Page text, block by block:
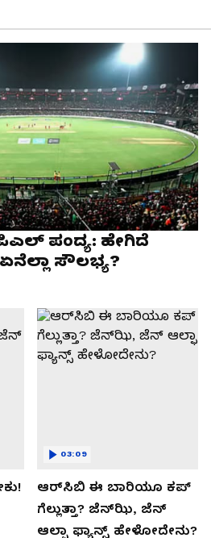
ಪಂದ್ಯ: ಹೇಗಿದೆ
ಸೌಲಭ್ಯ?
ಆರ್‌ಸಿಬಿ ಈ ಬಾರಿಯೂ ಕಪ್‌
ಗೆಲ್ಲುತ್ತಾ? ಜೆನ್‌ಝಿ, ಜೆನ್‌
ಆಲ್ಫಾ ಫ್ಯಾನ್ಸ್ ಹೇಳೋದೇನು?
03:09